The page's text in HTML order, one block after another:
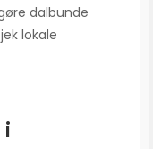
dalbunde
lokale
i